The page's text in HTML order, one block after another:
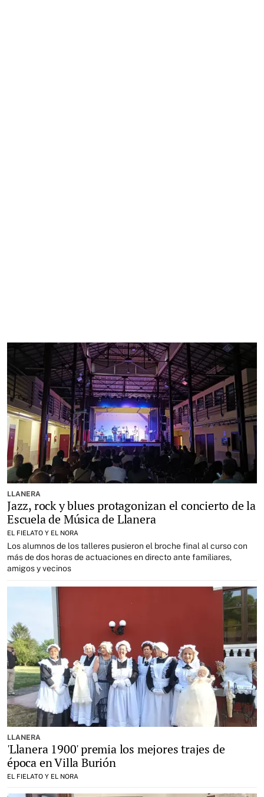
LLANERA
Jazz, rock y blues protagonizan el concierto de la
Escuela de Música de Llanera
EL FIELATO Y EL NORA
Los alumnos de los talleres pusieron el broche final al curso con
más de dos horas de actuaciones en directo ante familiares,
amigos y vecinos
LLANERA
'Llanera 1900' premia los mejores trajes de
época en Villa Burión
EL FIELATO Y EL NORA